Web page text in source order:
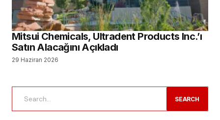
Mitsui Chemicals, Ultradent Products Inc.’ı
Satın Alacağını Açıkladı
29 Haziran 2026
SEARCH